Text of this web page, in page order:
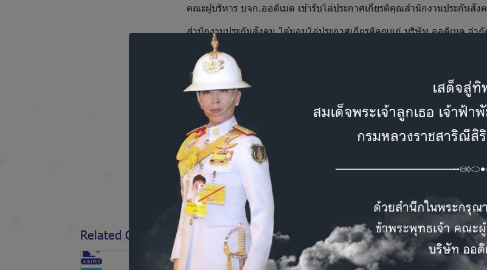
คณะผู้บริหาร บจก.ออดิเมด เข้ารับโล่ประกาศเกียรติคุณสำนักงานประกันสัง
สำนักงานประกันสังคม ได้มอบโล่ประกาศเกียรติคุณแก่ บริษัท ออดิเมด จำ
เพื่อเชิดชูเกียรติว่าเป็นสถานประกอบการต้นแบบ ในการชำระเงินสมทบกองทุ
ณ วันที่ 3 กันยายน 2564
เพราะเราดูแลใส่ใจพนักงานทุกคนเป็นอย่างดี และเราจะผ่านวิกฤตการณ์โรค
Related Content